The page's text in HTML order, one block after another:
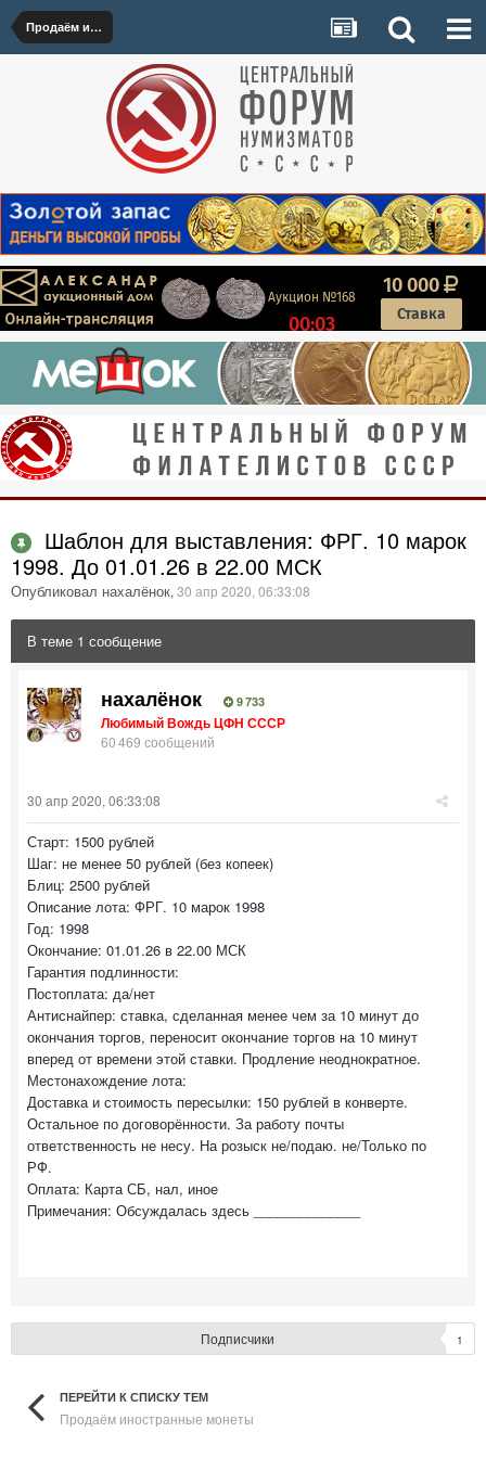
Продаём иностранные монеты
Шаблон для выставления: ФРГ. 10 марок
1998. До 01.01.26 в 22.00 МСК
Опубликовал нахалёнок, 30 апр 2020, 06:33:08
В теме 1 сообщение
нахалёнок 9 733
Любимый Вождь ЦФН СССР
60 469 сообщений
30 апр 2020, 06:33:08
Старт: 1500 рублей
Шаг: не менее 50 рублей (без копеек)
Блиц: 2500 рублей
Описание лота: ФРГ. 10 марок 1998
Год: 1998
Окончание: 01.01.26 в 22.00 МСК
Гарантия подлинности:
Постоплата: да/нет
Антиснайпер: ставка, сделанная менее чем за 10 минут до
окончания торгов, переносит окончание торгов на 10 минут
вперед от времени этой ставки. Продление неоднократное.
Местонахождение лота:
Доставка и стоимость пересылки: 150 рублей в конверте.
Остальное по договорённости. За работу почты
ответственность не несу. На розыск не/подаю. не/Только по
РФ.
Оплата: Карта СБ, нал, иное
Примечания: Обсуждалась здесь ______________
Подписчики 1
ПЕРЕЙТИ К СПИСКУ ТЕМ
Продаём иностранные монеты